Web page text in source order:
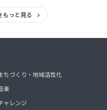
もっと見る
ちづくり・地域活性化
楽
ャレンジ